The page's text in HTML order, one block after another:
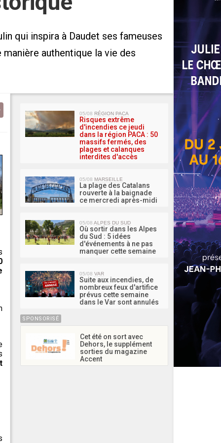
qui inspira à Daudet ses fameuses
authentique la vie des
05/08 RÉGION PACA
Risques extrême
d'incendies ce jeudi
dans la région PACA : 50
massifs fermés, des
plages et calanques
interdites d'accès
05/08 MARSEILLE
La plage des Catalans
rouverte à la baignade
ce mercredi après-midi
05/08 ALPES DU SUD
Où sortir dans les Alpes
du Sud : 5 idées
d'événements à ne pas
manquer cette semaine
05/08 VAR
Suite aux incendies, de
nombreux feux d'artifice
prévus cette semaine
dans le Var sont annulés
SPONSORISÉ
Cet été on sort avec
Dehors, le supplément
sorties du magazine
Accent